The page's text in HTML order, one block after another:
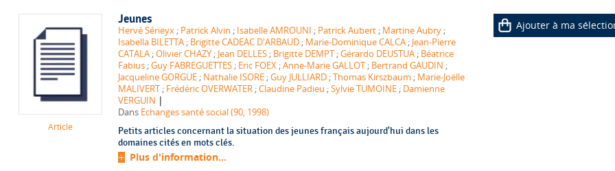
Article
Jeunes
Hervé Sérieyx ; Patrick Alvin ; Isabelle AMROUNI ; Patrick Aubert ; Martine Aubry ;
Isabella BILETTA ; Brigitte CADEAC D'ARBAUD ; Marie-Dominique CALCA ; Jean-Pierre
CATALA ;Olivier CHAZY ; Jean DELLES ; Brigitte DEMPT ;Gérardo DEUSTUA ; Béatrice
Fabius ;Guy FABREGUETTES ; Eric FOEX ;Anne-Marie GALLOT ; Bertrand GAUDIN ;
Jacqueline GORGUE ; Nathalie ISORE ;Guy JULLIARD ;Thomas Kirszbaum ; Marie-Joëlle
MALIVERT ; Frédéric OVERWATER ;Claudine Padieu ;Sylvie TUMOINE ; Damienne
VERGUIN |
Dans Echanges santé social (90, 1998)
Petits articles concernant la situation des jeunes français aujourd'hui dans les
domaines cités en mots clés.
Plus d'information...
Ajouter à ma